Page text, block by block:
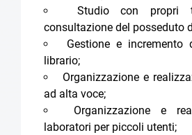
Studio con propri
consultazione del posseduto
Gestione e incremento
librario;
Organizzazione e
ad alta voce;
Organizzazione e
laboratori per piccoli utenti;